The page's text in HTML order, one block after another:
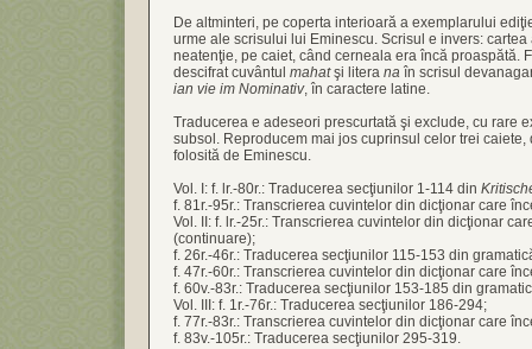
De altminteri, pe coperta interioară a exemplarului
urme ale scrisului lui Eminescu. Scrisul e invers: cartea
neatenţie, pe caiet, când cerneala era încă proaspătă.
descifrat cuvântul mahatşi litera na în scrisul
ian vie im Nominativ, în caractere latine.
Traducerea e adeseori prescurtată şi exclude, cu rare
subsol. Reproducem mai jos cuprinsul celor trei
folosită de Eminescu.
Vol. I: f. lr.-80r.: Traducerea secţiunilor 1-114 din
f. 81r.-95r.: Transcrierea cuvintelor din dicţionar care
Vol. II: f. lr.-25r.: Transcrierea cuvintelor din dicţionar
(continuare);
f. 26r.-46r.: Traducerea secţiunilor 115-153 din
f. 47r.-60r.: Transcrierea cuvintelor din dicţionar care
f. 60v.-83r.: Traducerea secţiunilor 153-185 din
Vol. III: f. 1r.-76r.: Traducerea secţiunilor 186-294;
f. 77r.-83r.: Transcrierea cuvintelor din dicţionar care
f. 83v.-105r.: Traducerea secţiunilor 295-319.